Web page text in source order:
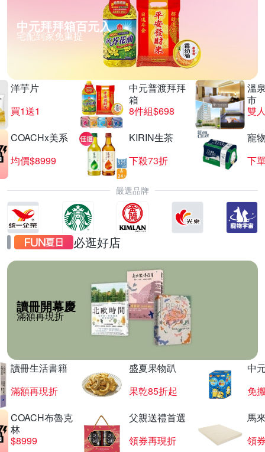
中元拜拜箱百元入
宅配到家免重提
洋芋片
買1送1
中元普渡拜拜
箱
8件組$698
溫
市
COACHx美系
均價$8999
KIRIN生茶
下殺73折
寵
下
嚴選品牌
必逛好店
讀冊開幕慶
滿額再現折
讀冊生活書籍
滿額再現折
盛夏果物趴
果乾85折起
中
免
COACH布魯克
林
$8999
父親送禮首選
領券再現折
馬
領